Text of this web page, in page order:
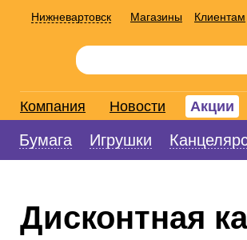
Нижневартовск Магазины Клиентам
Компания Новости Акции
Бумага Игрушки
Дисконтная